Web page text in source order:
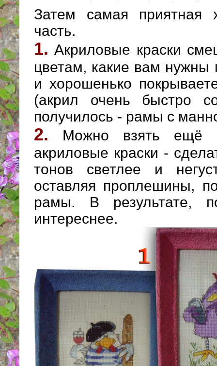
Затем самая приятная
часть.
1. Акриловые краски
цветам, какие вам нужны
и хорошенько
(акрил очень быстро
получилось - рамы с
2. Можно взять ещё
акриловые краски -
тонов светлее и
оставляя проплешины,
рамы. В результате,
интереснее.